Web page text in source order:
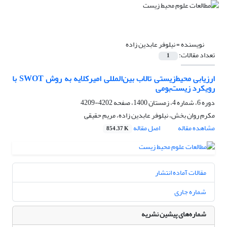
نویسنده =نیلوفر عابدین زاده
تعداد مقالات: 1
ارزیابی محیط‌زیستی تالاب بین‌المللی امیرکلایه به روش SWOT با
رویکرد زیست‌بومی
دوره 6، شماره 4، زمستان 1400، صفحه
4202-4209
مکرم روان بخش، نیلوفر عابدین زاده، مریم حقیقی
مشاهده مقاله
اصل مقاله 854.37 K
مقالات آماده انتشار
شماره جاری
شماره‌های پیشین نشریه